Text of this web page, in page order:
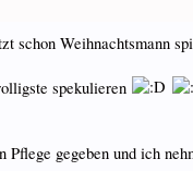
schon Weihnachtsmann
spekulieren
gegeben und ich